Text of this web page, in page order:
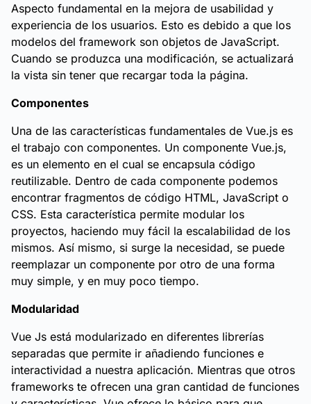
Aspecto fundamental en la mejora de usabilidad y
experiencia de los usuarios. Esto es debido a que los
modelos del framework son objetos de JavaScript.
Cuando se produzca una modificación, se actualizará
la vista sin tener que recargar toda la página.
Componentes
Una de las características fundamentales de Vue.js es
el trabajo con componentes. Un componente Vue.js,
es un elemento en el cual se encapsula código
reutilizable. Dentro de cada componente podemos
encontrar fragmentos de código HTML, JavaScript o
CSS. Esta característica permite modular los
proyectos, haciendo muy fácil la escalabilidad de los
mismos. Así mismo, si surge la necesidad, se puede
reemplazar un componente por otro de una forma
muy simple, y en muy poco tiempo.
Modularidad
Vue Js está modularizado en diferentes librerías
separadas que permite ir añadiendo funciones e
interactividad a nuestra aplicación. Mientras que otros
frameworks te ofrecen una gran cantidad de funciones